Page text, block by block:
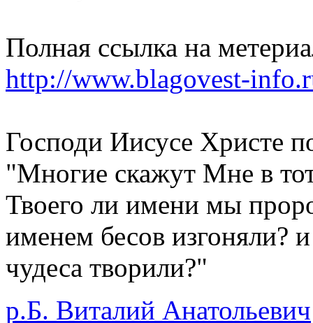
Полная ссылка на
http://www.blagovest-
Господи Иисусе Христе
"Многие скажут Мне в
Твоего ли имени мы
именем бесов изгоняли?
чудеса творили?"
р.Б. Виталий Анатольевич